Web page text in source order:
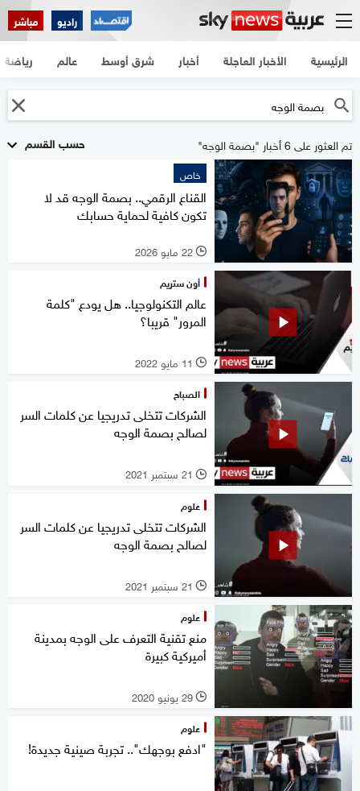
راديو مباشر
الرئيسية الأخبار العاجلة أخبار شرق أوسط عالم رياضة
حسب القسم تم العثور على 6 أخبار "بصمة الوجه"
خاص
القناع الرقمي.. بصمة الوجه قد لا
تكون كافية لحماية حسابك
l 22 مايو 2026
أون ستريم
عالم التكنولوجيا.. هل يودع "كلمة
المرور" قريبا؟
l 11 مايو 2022
الصباح
الشركات تتخلى تدريجيا عن كلمات السر
لصالح بصمة الوجه
l 21 سبتمبر 2021
علوم
الشركات تتخلى تدريجيا عن كلمات السر
لصالح بصمة الوجه
l 21 سبتمبر 2021
علوم
منع تقنية التعرف على الوجه بمدينة
أميركية كبيرة
l 29 يونيو 2020
علوم
"ادفع بوجهك".. تجربة صينية جديدة!